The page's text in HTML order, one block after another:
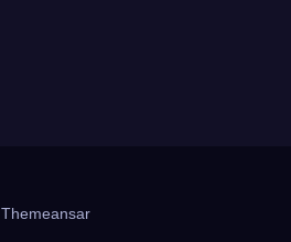
Themeansar